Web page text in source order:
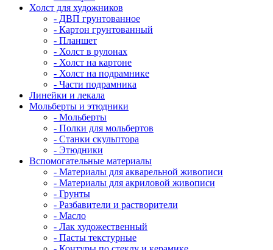
Холст для художников
- ДВП грунтованное
- Картон грунтованный
- Планшет
- Холст в рулонах
- Холст на картоне
- Холст на подрамнике
- Части подрамника
Линейки и лекала
Мольберты и этюдники
- Мольберты
- Полки для мольбертов
- Станки скульптора
- Этюдники
Вспомогательные материалы
- Материалы для акварельной живописи
- Материалы для акриловой живописи
- Грунты
- Разбавители и растворители
- Масло
- Лак художественный
- Пасты текстурные